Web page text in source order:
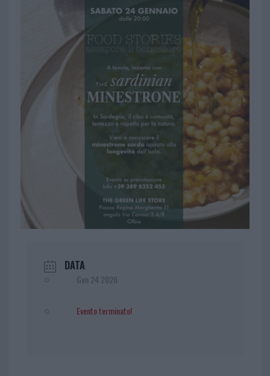
DATA
Gen 24 2026
Evento terminato!